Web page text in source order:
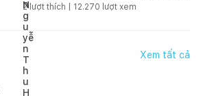
2lượt thích | 12.270 lượt xem
Xem tất cả